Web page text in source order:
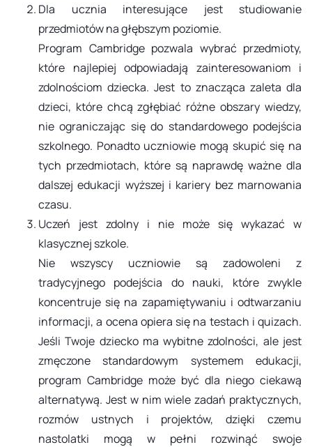
Dla ucznia interesujące jest studiowanie
przedmiotów na głębszym poziomie.
Program Cambridge pozwala wybrać przedmioty,
które najlepiej odpowiadają zainteresowaniom i
zdolnościom dziecka. Jest to znacząca zaleta dla
dzieci, które chcą zgłębiać różne obszary wiedzy,
nie ograniczając się do standardowego podejścia
szkolnego. Ponadto uczniowie mogą skupić się na
tych przedmiotach, które są naprawdę ważne dla
dalszej edukacji wyższej i kariery bez marnowania
czasu.
Uczeń jest zdolny i nie może się wykazać w
klasycznej szkole.
Nie wszyscy uczniowie są zadowoleni z
tradycyjnego podejścia do nauki, które zwykle
koncentruje się na zapamiętywaniu i odtwarzaniu
informacji, a ocena opiera się na testach i quizach.
Jeśli Twoje dziecko ma wybitne zdolności, ale jest
zmęczone standardowym systemem edukacji,
program Cambridge może być dla niego ciekawą
alternatywą. Jest w nim wiele zadań praktycznych,
rozmów ustnych i projektów, dzięki czemu
nastolatki mogą w pełni rozwinąć swoje